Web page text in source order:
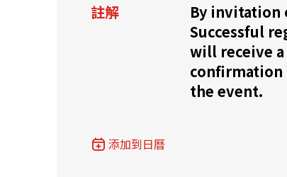
香港家族辦公室
註解
By invitation
Successful
will receive a
the event.
添加到日曆